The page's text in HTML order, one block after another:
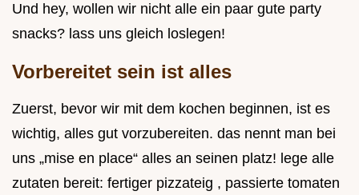
Und hey, wollen wir nicht alle ein paar gute party
snacks? lass uns gleich loslegen!
Vorbereitet sein ist alles
Zuerst, bevor wir mit dem kochen beginnen, ist es
wichtig, alles gut vorzubereiten. das nennt man bei
uns „mise en place“ alles an seinen platz! lege alle
zutaten bereit: fertiger pizzateig , passierte tomaten